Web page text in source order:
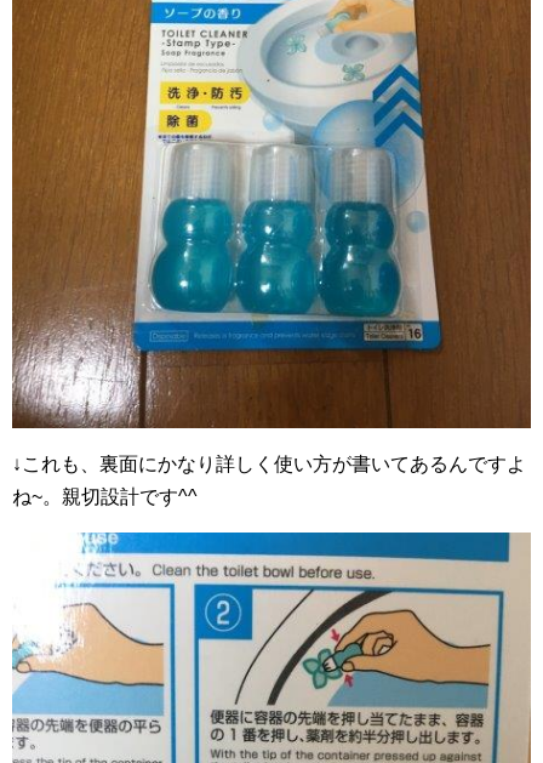
↓これも、裏面にかなり詳しく使い方が書いてあるんですよ
ね~。親切設計です^^